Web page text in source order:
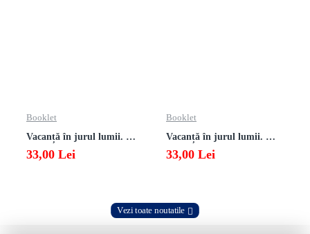
Booklet
Vacanță în jurul lumii. Matematică clasa a VII-a – EDIȚIA 2026
33,00 Lei
Booklet
Vacanță în jurul lumii. Matematică clasa a VI-a – EDIȚIA 2026
33,00 Lei
Vezi toate noutatile